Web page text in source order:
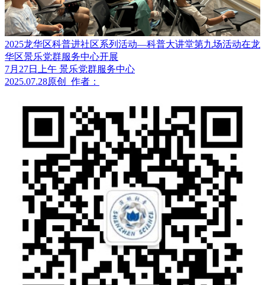
2025龙华区科普进社区系列活动—科普大讲堂第九场活动在龙
华区景乐党群服务中心开展
7月27日上午 景乐党群服务中心
2025.07.28原创 作者：